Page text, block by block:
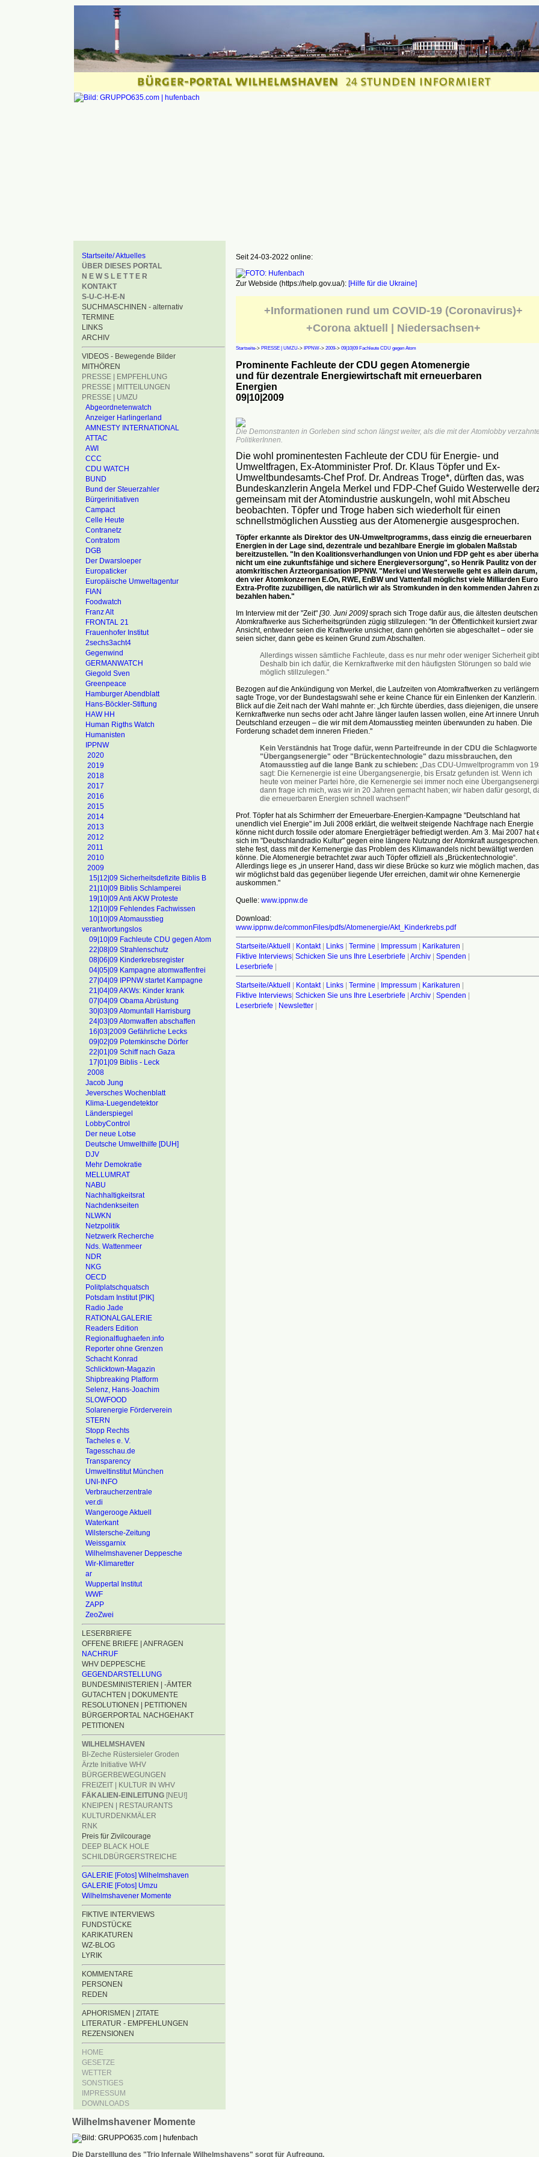
Startseite/ Aktuelles
ÜBER DIESES PORTAL
N E W S L E T T E R
KONTAKT
S-U-C-H-E-N
SUCHMASCHINEN - alternativ
TERMINE
LINKS
ARCHIV
VIDEOS - Bewegende Bilder
MITHÖREN
PRESSE | EMPFEHLUNG
PRESSE | MITTEILUNGEN
PRESSE | UMZU
Abgeordnetenwatch
Anzeiger Harlingerland
AMNESTY INTERNATIONAL
ATTAC
AWI
CCC
CDU WATCH
BUND
Bund der Steuerzahler
Bürgerinitiativen
Campact
Celle Heute
Contranetz
Contratom
DGB
Der Dwarsloeper
Europaticker
Europäische Umweltagentur
FIAN
Foodwatch
Franz Alt
FRONTAL 21
Frauenhofer Institut
2sechs3acht4
Gegenwind
GERMANWATCH
Giegold Sven
Greenpeace
Hamburger Abendblatt
Hans-Böckler-Stiftung
HAW HH
Human Rigths Watch
Humanisten
IPPNW
2020
2019
2018
2017
2016
2015
2014
2013
2012
2011
2010
2009
15|12|09 Sicherheitsdefizite Biblis B
21|10|09 Biblis Schlamperei
19|10|09 Anti AKW Proteste
12|10|09 Fehlendes Fachwissen
10|10|09 Atomausstieg
verantwortungslos
09|10|09 Fachleute CDU gegen Atom
22|08|09 Strahlenschutz
08|06|09 Kinderkrebsregister
04|05|09 Kampagne atomwaffenfrei
27|04|09 IPPNW startet Kampagne
21|04|09 AKWs: Kinder krank
07|04|09 Obama Abrüstung
30|03|09 Atomunfall Harrisburg
24|03|09 Atomwaffen abschaffen
16|03|2009 Gefährliche Lecks
09|02|09 Potemkinsche Dörfer
22|01|09 Schiff nach Gaza
17|01|09 Biblis - Leck
2008
Jacob Jung
Jeversches Wochenblatt
Klima-Luegendetektor
Länderspiegel
LobbyControl
Der neue Lotse
Deutsche Umwelthilfe [DUH]
DJV
Mehr Demokratie
MELLUMRAT
NABU
Nachhaltigkeitsrat
Nachdenkseiten
NLWKN
Netzpolitik
Netzwerk Recherche
Nds. Wattenmeer
NDR
NKG
OECD
Politplatschquatsch
Potsdam Institut [PIK]
Radio Jade
RATIONALGALERIE
Readers Edition
Regionalflughaefen.info
Reporter ohne Grenzen
Schacht Konrad
Schlicktown-Magazin
Shipbreaking Platform
Selenz, Hans-Joachim
SLOWFOOD
Solarenergie Förderverein
STERN
Stopp Rechts
Tacheles e. V.
Tagesschau.de
Transparency
Umweltinstitut München
UNI-INFO
Verbraucherzentrale
ver.di
Wangerooge Aktuell
Waterkant
Wilstersche-Zeitung
Weissgarnix
Wilhelmshavener Deppesche
Wir-Klimaretter
ar
Wuppertal Institut
WWF
ZAPP
ZeoZwei
LESERBRIEFE
OFFENE BRIEFE | ANFRAGEN
NACHRUF
WHV DEPPESCHE
GEGENDARSTELLUNG
BUNDESMINISTERIEN | -ÄMTER
GUTACHTEN | DOKUMENTE
RESOLUTIONEN | PETITIONEN
BÜRGERPORTAL NACHGEHAKT
PETITIONEN
WILHELMSHAVEN
BI-Zeche Rüstersieler Groden
Ärzte Initiative WHV
BÜRGERBEWEGUNGEN
FREIZEIT | KULTUR IN WHV
FÄKALIEN-EINLEITUNG [NEU!]
KNEIPEN | RESTAURANTS
KULTURDENKMÄLER
RNK
Preis für Zivilcourage
DEEP BLACK HOLE
SCHILDBÜRGERSTREICHE
GALERIE [Fotos] Wilhelmshaven
GALERIE [Fotos] Umzu
Wilhelmshavener Momente
FIKTIVE INTERVIEWS
FUNDSTÜCKE
KARIKATUREN
WZ-BLOG
LYRIK
KOMMENTARE
PERSONEN
REDEN
APHORISMEN | ZITATE
LITERATUR - EMPFEHLUNGEN
REZENSIONEN
HOME
GESETZE
WETTER
SONSTIGES
IMPRESSUM
DOWNLOADS
Seit 24-03-2022 online:
Zur Webside (https://help.gov.ua/): [Hilfe für die Ukraine]
+Informationen rund um COVID-19 (Coronavirus)+
+Corona aktuell | Niedersachsen+
Startseite-> PRESSE | UMZU-> IPPNW-> 2009-> 09|10|09 Fachleute CDU gegen Atom
Prominente Fachleute der CDU gegen Atomenergie
und für dezentrale Energiewirtschaft mit erneuerbaren
Energien
09|10|2009
Die Demonstranten in Gorleben sind schon längst weiter, als die mit der Atomlobby
PolitikerInnen.
Die wohl prominentesten Fachleute der CDU für Energie- und
Umweltfragen, Ex-Atomminister Prof. Dr. Klaus Töpfer und Ex-
Umweltbundesamts-Chef Prof. Dr. Andreas Troge*, dürften das, was
Bundeskanzlerin Angela Merkel und FDP-Chef Guido Westerwelle
gemeinsam mit der Atomindustrie auskungeln, wohl mit Abscheu
beobachten. Töpfer und Troge haben sich wiederholt für einen
schnellstmöglichen Ausstieg aus der Atomenergie ausgesprochen.
Töpfer erkannte als Direktor des UN-Umweltprogramms, dass einzig die erneuerbaren
Energien in der Lage sind, dezentrale und bezahlbare Energie im globalen Maßstab
bereitzustellen. "In den Koalitionsverhandlungen von Union und FDP geht es aber
nicht um eine zukunftsfähige und sichere Energieversorgung", so Henrik Paulitz von der
atomkritischen Ärzteorganisation IPPNW. "Merkel und Westerwelle geht es allein darum,
den vier Atomkonzernen E.On, RWE, EnBW und Vattenfall möglichst viele Milliarden Euro
Extra-Profite zuzubilligen, die natürlich wir als Stromkunden in den kommenden Jahren
bezahlen haben."
Im Interview mit der "Zeit" [30. Juni 2009]sprach sich Troge dafür aus, die ältesten deutschen
Atomkraftwerke aus Sicherheitsgründen zügig stillzulegen: "In der Öffentlichkeit kursiert zwar
Ansicht, entweder seien die Kraftwerke unsicher, dann gehörten sie abgeschaltet – oder sie
seien sicher, dann gebe es keinen Grund zum Abschalten.
Allerdings wissen sämtliche Fachleute, dass es nur mehr oder weniger Sicherheit
Deshalb bin ich dafür, die Kernkraftwerke mit den häufigsten Störungen so bald wie
möglich stillzulegen."
Bezogen auf die Ankündigung von Merkel, die Laufzeiten von Atomkraftwerken zu
sagte Troge, vor der Bundestagswahl sehe er keine Chance für ein Einlenken der Kanzlerin.
Blick auf die Zeit nach der Wahl mahnte er: „Ich fürchte überdies, dass diejenigen, die unsere
Kernkraftwerke nun sechs oder acht Jahre länger laufen lassen wollen, eine Art innere
Deutschland erzeugen – die wir mit dem Atomausstieg meinten überwunden zu haben. Die
Forderung schadet dem inneren Frieden."
Kein Verständnis hat Troge dafür, wenn Parteifreunde in der CDU die Schlagworte
"Übergangsenergie" oder "Brückentechnologie" dazu missbrauchen, den
Atomausstieg auf die lange Bank zu schieben: „Das CDU-Umweltprogramm von
sagt: Die Kernenergie ist eine Übergangsenergie, bis Ersatz gefunden ist. Wenn ich
heute von meiner Partei höre, die Kernenergie sei immer noch eine
dann frage ich mich, was wir in 20 Jahren gemacht haben; wir haben dafür gesorgt,
die erneuerbaren Energien schnell wachsen!"
Prof. Töpfer hat als Schirmherr der Erneuerbare-Energien-Kampagne "Deutschland hat
unendlich viel Energie" im Juli 2008 erklärt, die weltweit steigende Nachfrage nach Energie
könne nicht durch fossile oder atomare Energieträger befriedigt werden. Am 3. Mai 2007 hat
sich im "Deutschlandradio Kultur" gegen eine längere Nutzung der Atomkraft
stehe fest, dass mit der Kernenergie das Problem des Klimawandels nicht bewältigt werden
könne. Die Atomenergie betrachtet zwar auch Töpfer offiziell als „Brückentechnologie“.
Allerdings liege es „in unserer Hand, dass wir diese Brücke so kurz wie möglich machen,
wir möglichst bald das gegenüber liegende Ufer erreichen, damit wir ohne Kernenergie
auskommen."
Quelle: www.ippnw.de
Download:
www.ippnw.de/commonFiles/pdfs/Atomenergie/Akt_Kinderkrebs.pdf
Startseite/Aktuell | Kontakt| Links| Termine | Impressum| Karikaturen |
Fiktive Interviews| Schicken Sie uns Ihre Leserbriefe | Archiv| Spenden |
Leserbriefe |
Startseite/Aktuell | Kontakt| Links| Termine | Impressum| Karikaturen |
Fiktive Interviews| Schicken Sie uns Ihre Leserbriefe | Archiv| Spenden |
Leserbriefe | Newsletter|
Wilhelmshavener Momente
Die Darstelllung des "Trio Infernale Wilhelmshavens" sorgt für Aufregung.